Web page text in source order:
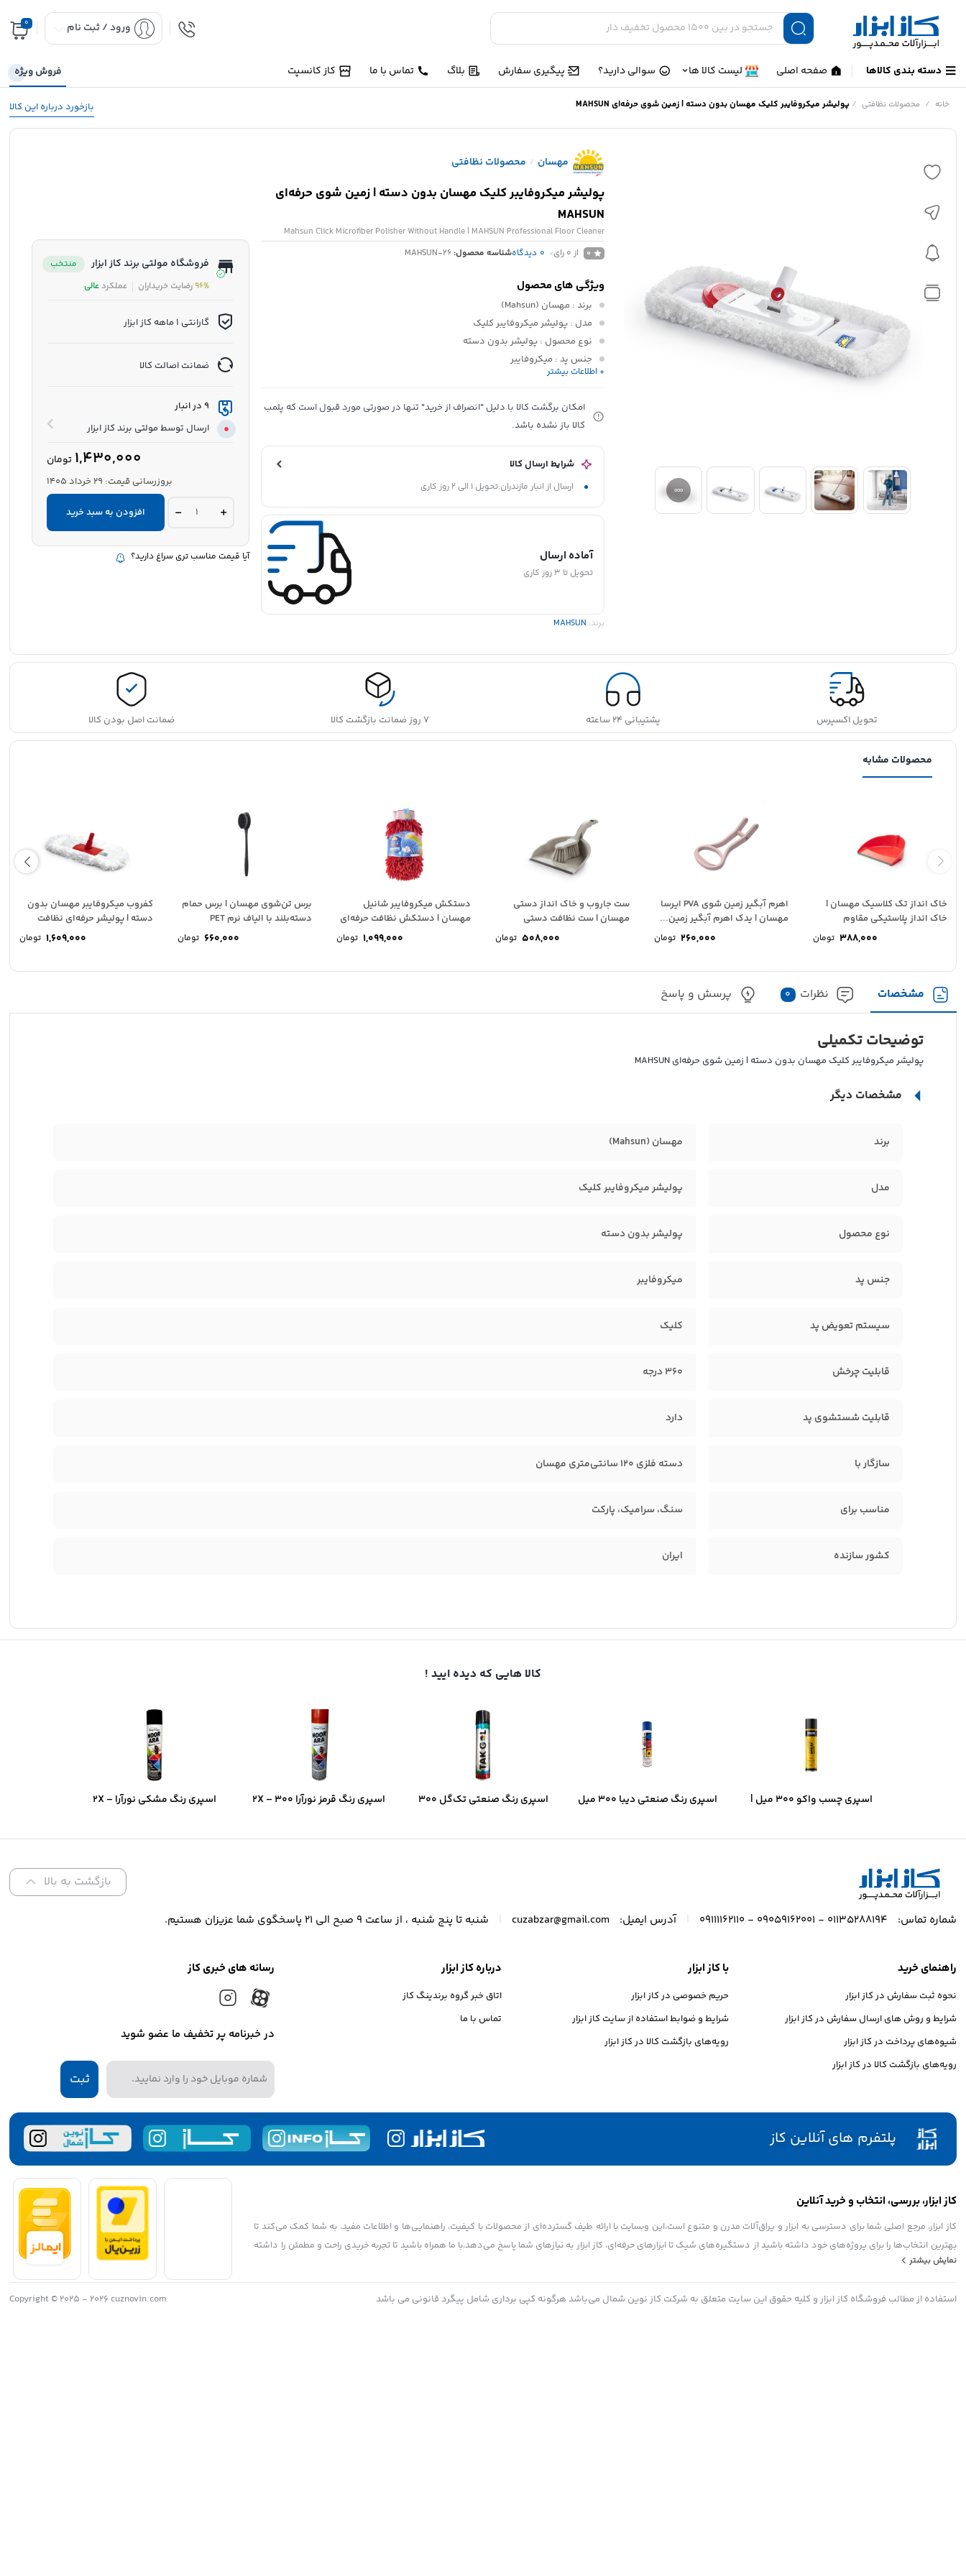
ورود / ثبت نام 0
دسته بندی کالاها صفحه اصلی لیست کالا ها سوالی دارید؟ پیگیری سفارش بلاگ تماس با ما کاز کانسپت فروش ویژه
بازخورد درباره این کالا خانه / محصولات نظافتی /پولیشر میکروفایبر کلیک مهسان بدون دسته | زمین شوی حرفه‌ای MAHSUN
مهسان / محصولات نظافتی
پولیشر میکروفایبر کلیک مهسان بدون دسته | زمین شوی حرفه‌ای
MAHSUN
Mahsun Click Microfiber Polisher Without Handle | MAHSUN Professional Floor Cleaner
0 از 0 رای 0 دیدگاهشناسه محصول:MAHSUN-26
ویژگی های محصول
برند : مهسان (Mahsun)
مدل : پولیشر میکروفایبر کلیک
نوع محصول : پولیشر بدون دسته
جنس پد : میکروفایبر
سیستم تعویض پد
قابلیت شستشوی پد: دارد
سازگار با: دسته فلزی 120 سانتی‌متری مهسان
کشور سازنده: ایران
+ اطلاعات بیشتر
امکان برگشت کالا با دلیل "انصراف از خرید" تنها در صورتی مورد قبول است که پلمب
کالا باز نشده باشد.
شرایط ارسال کالا
ارسال از انبار مازندران:تحویل 1 الی 2 روز کاری
آماده ارسال
تحویل تا 3 روز کاری
برند: MAHSUN
فروشگاه مولتی برند کاز ابزار
منتخب
96%رضایت خریداران عملکردعالی
گارانتی 1 ماهه کاز ابزار
ضمانت اصالت کالا
9 در انبار
ارسال توسط مولتی برند کاز ابزار
1,430,000 تومان
بروزرسانی قیمت: 29 خرداد 1405
پولیشر
میکروفایبر
مهسان
بدون
دسته
افزودن به سبد خرید
آیا قیمت مناسب تری سراغ دارید؟
تحویل اکسپرس پشتیبانی ۲۴ ساعته ۷ روز ضمانت بازگشت کالا ضمانت اصل بودن کالا
محصولات مشابه
خاک انداز تک کلاسیک مهسان |
خاک انداز پلاستیکی مقاوم
388,000 تومان
اهرم آبگیر زمین شوی PVA ایرسا
مهسان | یدک اهرم آبگیر زمین...
260,000 تومان
ست جاروب و خاک انداز دستی
مهسان | ست نظافت دستی
508,000 تومان
دستکش میکروفایبر شانیل
مهسان | دستکش نظافت حرفه‌ای
1,099,000 تومان
برس تن‌شوی مهسان | برس حمام
دسته‌بلند با الیاف نرم PET
660,000 تومان
کفروب میکروفایبر مهسان بدون
دسته | پولیشر حرفه‌ای نظافت
1,609,000 تومان
مشخصات نظرات 0 پرسش و پاسخ
توضیحات تکمیلی
پولیشر میکروفایبر کلیک مهسان بدون دسته | زمین شوی حرفه‌ای MAHSUN
مشخصات دیگر
برند مهسان (Mahsun)
مدل پولیشر میکروفایبر کلیک
نوع محصول پولیشر بدون دسته
جنس پد میکروفایبر
سیستم تعویض پد کلیک
قابلیت چرخش 360 درجه
قابلیت شستشوی پد دارد
سازگار با دسته فلزی 120 سانتی‌متری مهسان
مناسب برای سنگ، سرامیک، پارکت
کشور سازنده ایران
کالا هایی که دیده ایید !
اسپری چسب واکو ۳۰۰ میل |
اسپری رنگ صنعتی دیبا ۳۰۰ میل
اسپری رنگ صنعتی تک‌گل ۳۰۰
اسپری رنگ قرمز نورآرا ۲X – ۳۰۰
اسپری رنگ مشکی نورآرا ۲X –
بازگشت به بالا
شماره تماس: 01135288194 - 09059162001 - 09111162110 آدرس ایمیل: cuzabzar@gmail.com شنبه تا پنج شنبه ، از ساعت 9 صبح الی 21 پاسخگوی شما عزیزان هستیم.
راهنمای خرید
نحوه ثبت سفارش در کاز ابزار
شرایط و روش های ارسال سفارش در کاز ابزار
شیوه‌های پرداخت در کاز ابزار
رویه‌های بازگشت کالا در کاز ابزار
با کاز ابزار
حریم خصوصی در کاز ابزار
شرایط و ضوابط استفاده از سایت کاز ابزار
رویه‌های بازگشت کالا در کاز ابزار
درباره کاز ابزار
اتاق خبر گروه برندینگ کاز
تماس با ما
رسانه های خبری کاز
در خبرنامه پر تخفیف ما عضو شوید
ثبت
پلتفرم های آنلاین کاز
کاز ابزار، بررسی، انتخاب و خرید آنلاین
کاز ابزار، مرجع اصلی شما برای دسترسی به ابزار و یراق‌آلات مدرن و متنوع است،این وبسایت با ارائه طیف گسترده‌ای از محصولات با کیفیت، راهنمایی‌ها و اطلاعات مفید، به شما کمک می‌کند تا
بهترین انتخاب‌ها را برای پروژه‌های خود داشته باشید از دستگیره‌های شیک تا ابزارهای حرفه‌ای، کاز ابزار به نیازهای شما پاسخ می‌دهد،با ما همراه باشید تا تجربه خریدی راحت و مطمئن را داشته
باشید
نمایش بیشتر
استفاده از مطالب فروشگاه کاز ابزار و کلیه حقوق این سایت متعلق به شرکت کاز نوین شمال می‌باشد هرگونه کپی برداری شامل پیگرد قانونی می باشد Copyright © 2025 - 2026 cuznovin.com